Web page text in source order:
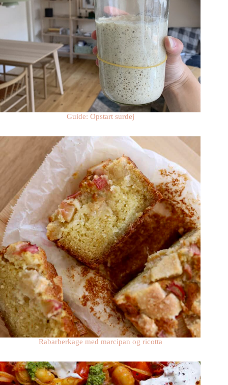
Guide: Opstart surdej
Rabarberkage med marcipan og ricotta